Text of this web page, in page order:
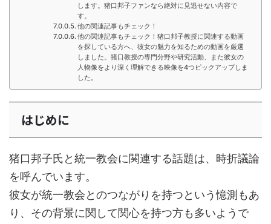
します。猪口邦子ファンなら絶対に見逃せない内容で
す。
他の関連記事もチェック！
他の関連記事もチェック！猪口邦子教授に関連する動画
を探している方へ、彼女の魅力を知るための動画を厳選
しました。猪口教授の専門分野や研究活動、また彼女の
人物像をより深く理解できる映像を4つピックアップしま
した。
はじめに
猪口邦子氏と統一教会に関連する話題は、時折議論
を呼んでいます。
彼女が統一教会とのつながりを持つという憶測もあ
り、その背景に関して関心を持つ方も多いようで